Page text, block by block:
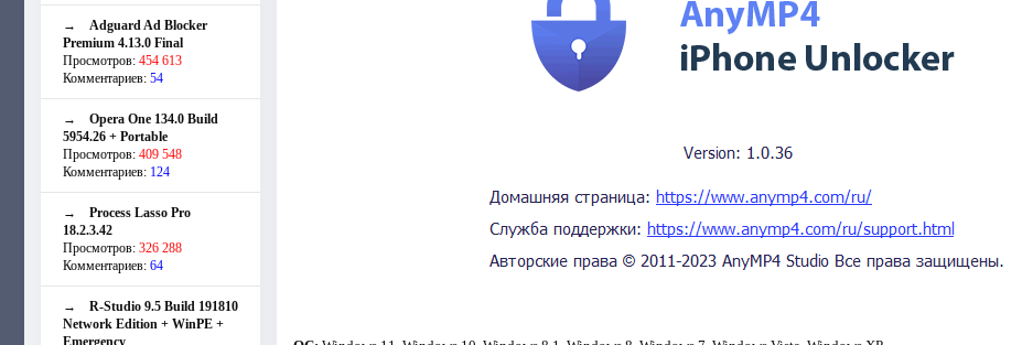
→ Adguard Ad Blocker
Premium 4.13.0 Final
Просмотров: 454 613
Комментариев: 54
→ Opera One 134.0 Build
5954.26 + Portable
Просмотров: 409 548
Комментариев: 124
→ Process Lasso Pro
18.2.3.42
Просмотров: 326 288
Комментариев: 64
→ R-Studio 9.5 Build 191810
Network Edition + WinPE +
Emergency